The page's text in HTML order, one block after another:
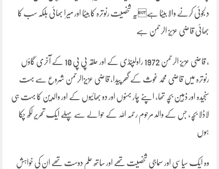
دلجوئی کرنے والا بیٹا ہےیہ شخصیت رنوترہ کا بیٹا اور میرا بھائی بلکہ سب کا
بھائی قاضی عزیز الرحمن ہے
، قاضی عزیز الرحمن 1972 راولپنڈی کے اور حلقہ پی پی 10 کے آخری گاؤں
رنوترہ میں قاضی محمد غوث کے گھر پیدا، قاضی عزیزالرحمن شروع سے بہت
سنجیدہ اور ذہین بچہ تھا، اپنے چار بہنوں اور دو بھائیوں کے اور والدین کا بہت ہی
لاڈلا بچہ، جس کے والد مرحوم رحمہ اللہ کے حوالے سے پہلے ایک تحریر لکھ چکا
ہوں
وہ ایک سیاسی اور سماجی شخصیت تھے اور ساتھ علم دوست تھے ان کی خواہش